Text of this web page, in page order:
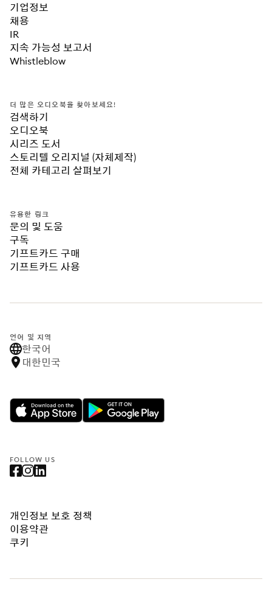
기업정보
채용
IR
지속 가능성 보고서
Whistleblow
더 많은 오디오북을 찾아보세요!
검색하기
오디오북
시리즈 도서
스토리텔 오리지널 (자체제작)
전체 카테고리 살펴보기
유용한 링크
문의 및 도움
구독
기프트카드 구매
기프트카드 사용
언어 및 지역
한국어
대한민국
FOLLOW US
개인정보 보호 정책
이용약관
쿠키